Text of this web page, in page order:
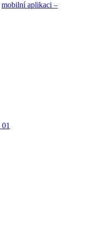
mobilní aplikaci –